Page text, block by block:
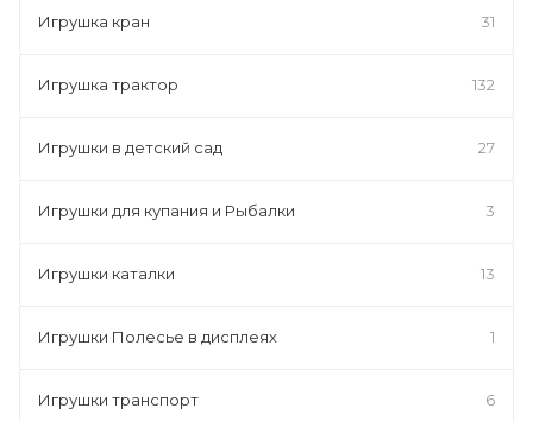
Игрушка кран 31
Игрушка трактор 132
Игрушки в детский сад 27
Игрушки для купания и Рыбалки 3
Игрушки каталки 13
Игрушки Полесье в дисплеях 1
Игрушки транспорт 6